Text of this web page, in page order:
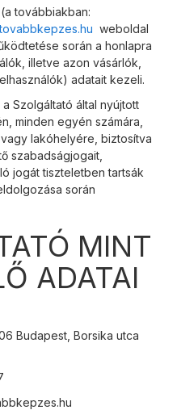
továbbiakban:
weboldal
során a honlapra
illetve azon vásárlók,
adatait kezeli.
Szolgáltató által nyújtott
minden egyén számára,
lakóhelyére, biztosítva
szabadságjogait,
jogát tiszteletben tartsák
során
MINT
ADATAI
Budapest, Borsika utca